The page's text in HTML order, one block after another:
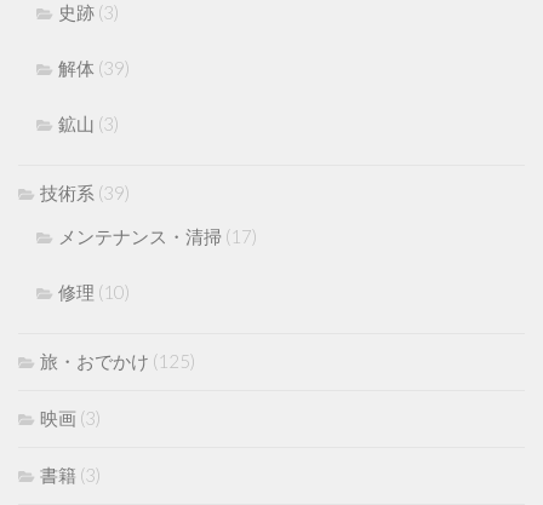
史跡 (3)
解体 (39)
鉱山 (3)
技術系 (39)
メンテナンス・清掃 (17)
修理 (10)
旅・おでかけ (125)
映画 (3)
書籍 (3)